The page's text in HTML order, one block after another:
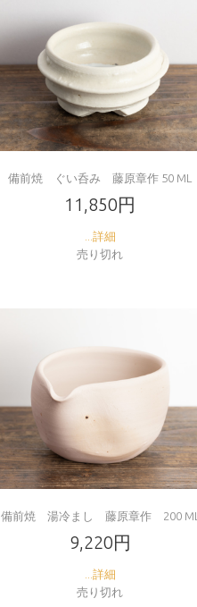
備前焼 ぐい呑み 藤原章作 50 ML
11,850円
...詳細
売り切れ
備前焼 湯冷まし 藤原章作 200 ML
9,220円
...詳細
売り切れ